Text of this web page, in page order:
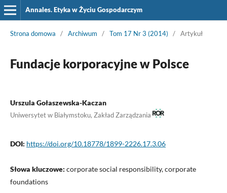
Annales. Etyka w Życiu Gospodarczym
Strona domowa / Archiwum / Tom 17 Nr 3 (2014) / Artykuł
Fundacje korporacyjne w Polsce
Urszula Gołaszewska-Kaczan
Uniwersytet w Białymstoku, Zakład Zarządzania
DOI: https://doi.org/10.18778/1899-2226.17.3.06
Słowa kluczowe: corporate social responsibility, corporate
foundations